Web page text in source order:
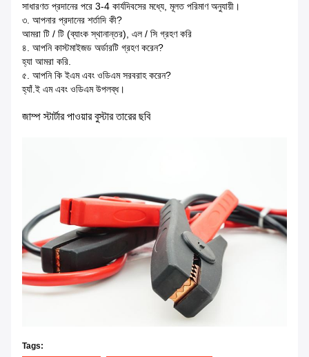
সাধারণত প্রদানের পরে 3-4 কার্যদিবসের মধ্যে, মূলত পরিমাণ অনুযায়ী।
৩. আপনার প্রদানের শর্তাদি কী?
আমরা টি / টি (ব্যাংক স্থানান্তর), এল / সি গ্রহণ করি
৪. আপনি কাস্টমাইজড অর্ডারটি গ্রহণ করেন?
হ্যা আমরা করি.
৫. আপনি কি ইএম এবং ওডিএম সরবরাহ করেন?
হ্যাঁ.ই এম এবং ওডিএম উপলব্ধ।
জাম্প স্টার্টার পাওয়ার বুস্টার তারের ছবি
Tags: